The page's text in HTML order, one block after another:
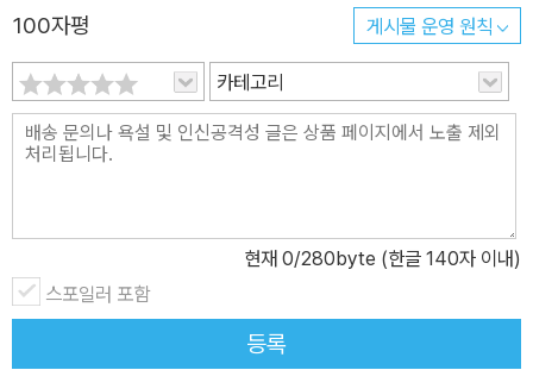
100자평 게시물 운영 원칙
카테고리
현재 0/280byte (한글 140자 이내)
스포일러 포함
등록